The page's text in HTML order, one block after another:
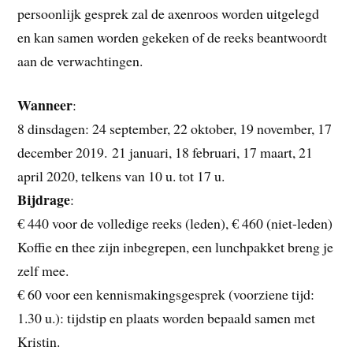
persoonlijk gesprek zal de axenroos worden uitgelegd
en kan samen worden gekeken of de reeks beantwoordt
aan de verwachtingen.
Wanneer:
8 dinsdagen: 24 september, 22 oktober, 19 november, 17
december 2019. 21 januari, 18 februari, 17 maart, 21
april 2020, telkens van 10 u. tot 17 u.
Bijdrage:
€ 440 voor de volledige reeks (leden), € 460 (niet-leden)
Koffie en thee zijn inbegrepen, een lunchpakket breng je
zelf mee.
€ 60 voor een kennismakingsgesprek (voorziene tijd:
1.30 u.): tijdstip en plaats worden bepaald samen met
Kristin.